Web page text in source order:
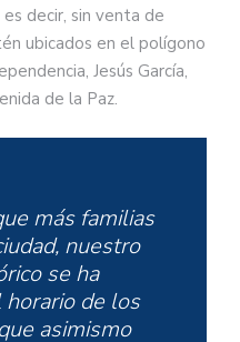
decir, sin venta de
ubicados en el polígono
Jesús García,
de la Paz.
más familias
nuestro
se ha
de los
asimismo